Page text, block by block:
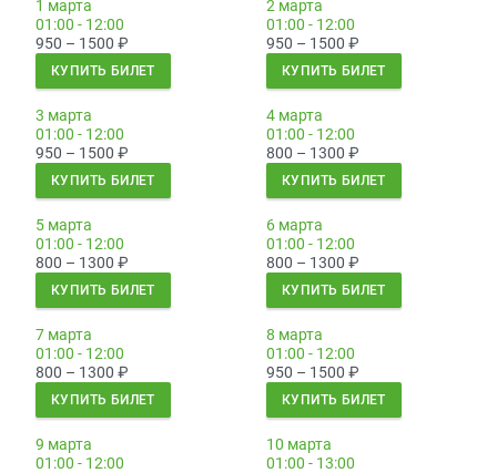
1 марта
01:00 - 12:00
950 – 1500 ₽
КУПИТЬ БИЛЕТ
2 марта
01:00 - 12:00
950 – 1500 ₽
КУПИТЬ БИЛЕТ
3 марта
01:00 - 12:00
950 – 1500 ₽
КУПИТЬ БИЛЕТ
4 марта
01:00 - 12:00
800 – 1300 ₽
КУПИТЬ БИЛЕТ
5 марта
01:00 - 12:00
800 – 1300 ₽
КУПИТЬ БИЛЕТ
6 марта
01:00 - 12:00
800 – 1300 ₽
КУПИТЬ БИЛЕТ
7 марта
01:00 - 12:00
800 – 1300 ₽
КУПИТЬ БИЛЕТ
8 марта
01:00 - 12:00
950 – 1500 ₽
КУПИТЬ БИЛЕТ
9 марта
01:00 - 12:00
10 марта
01:00 - 13:00